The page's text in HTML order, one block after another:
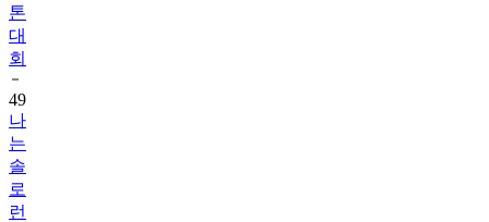
톤
대
회
49
나
는
솔
로
런